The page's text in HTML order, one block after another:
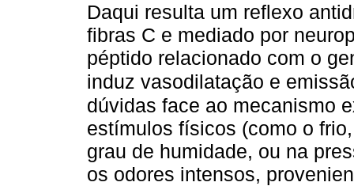
Daqui resulta um reflexo
fibras C e mediado por
péptido relacionado com o
induz vasodilatação e
dúvidas face ao mecanismo
estímulos físicos (como o
grau de humidade, ou na
os odores intensos,